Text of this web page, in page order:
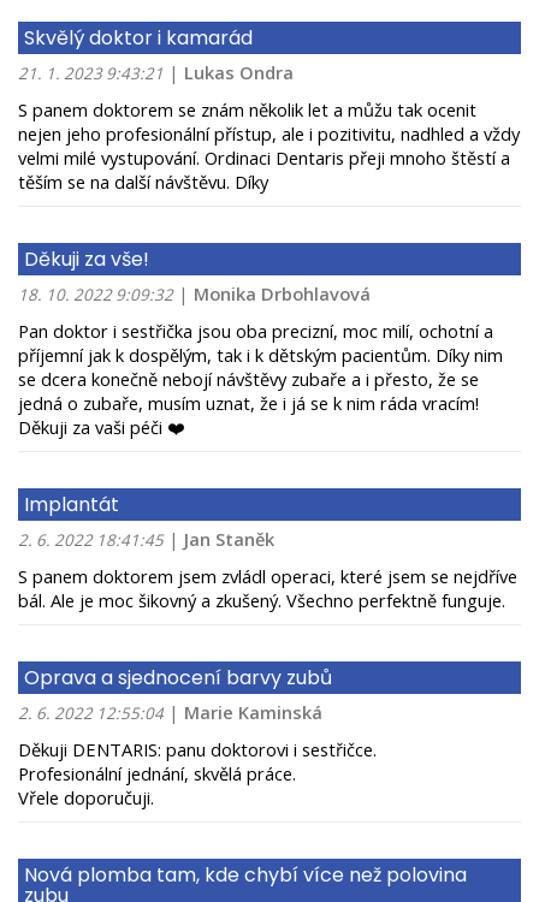
Skvělý doktor i kamarád
21. 1. 2023 9:43:21 | Lukas Ondra
S panem doktorem se znám několik let a můžu tak ocenit
nejen jeho profesionální přístup, ale i pozitivitu, nadhled a vždy
velmi milé vystupování. Ordinaci Dentaris přeji mnoho štěstí a
těším se na další návštěvu. Díky
Děkuji za vše!
18. 10. 2022 9:09:32 | Monika Drbohlavová
Pan doktor i sestřička jsou oba precizní, moc milí, ochotní a
příjemní jak k dospělým, tak i k dětským pacientům. Díky nim
se dcera konečně nebojí návštěvy zubaře a i přesto, že se
jedná o zubaře, musím uznat, že i já se k nim ráda vracím!
Děkuji za vaši péči ❤️
Implantát
2. 6. 2022 18:41:45 | Jan Staněk
S panem doktorem jsem zvládl operaci, které jsem se nejdříve
bál. Ale je moc šikovný a zkušený. Všechno perfektně funguje.
Oprava a sjednocení barvy zubů
2. 6. 2022 12:55:04 | Marie Kaminská
Děkuji DENTARIS: panu doktorovi i sestřičce.
Profesionální jednání, skvělá práce.
Vřele doporučuji.
Nová plomba tam, kde chybí více než polovina
zubu